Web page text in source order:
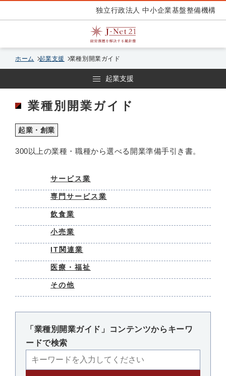
独立行政法人 中小企業基盤整備機構
ホーム 起業支援 業種別開業ガイド
起業支援
業種別開業ガイド
起業・創業
300以上の業種・職種から選べる開業準備手引き書。
サービス業
専門サービス業
飲食業
小売業
IT関連業
医療・福祉
その他
「業種別開業ガイド」コンテンツからキーワ
ードで検索